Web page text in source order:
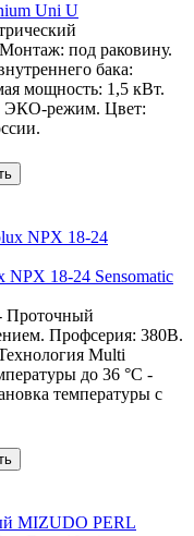
Uni U
под раковину.
бака:
мощность: 1,5 кВт.
ЭКО-режим. Цвет:
NPX 18-24 Sensomatic
Проточный
Профсерия: 380В.
Multi
до 36 °С -
температуры с